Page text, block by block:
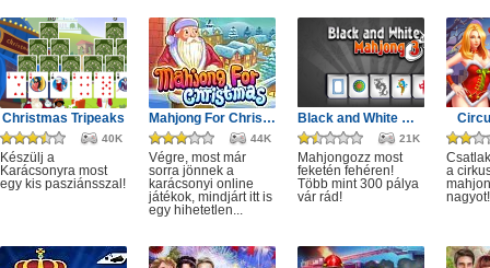
Christmas Tripeaks
40K
Készülj a
Karácsonyra most
egy kis pasziánsszal!
Mahjong For Christmas
44K
Végre, most már
sorra jönnek a
karácsonyi online
játékok, mindjárt itt is
egy hihetetlen...
Black and White Mahjong 3
21K
Mahjongozz most
feketén fehéren!
Több mint 300 pálya
vár rád!
a
nagyot!